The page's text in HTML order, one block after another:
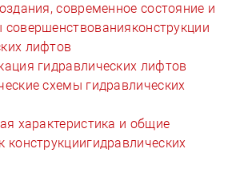
современное состояние и
совершенствованияконструкции
лифтов
гидравлических лифтов
схемы гидравлических
характеристика и общие
конструкциигидравлических